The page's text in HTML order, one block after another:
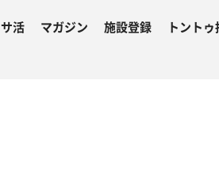
サ活 マガジン 施設登録 トント